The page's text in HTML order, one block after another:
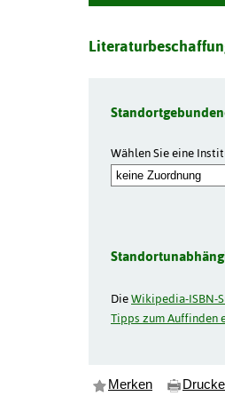
Wählen Sie eine
DieWikipedia-ISBN-
Tipps zum
Merken